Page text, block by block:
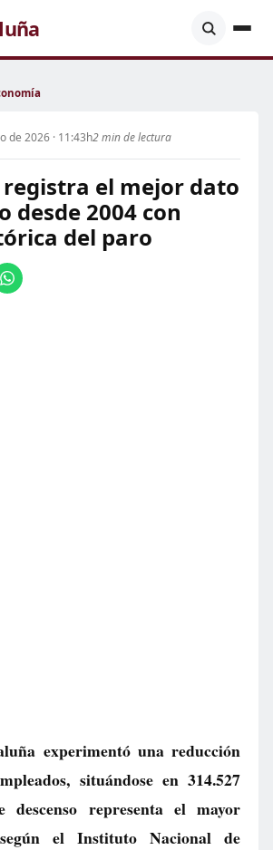
de 2026 · 11:43h2 min de lectura
el mejor dato
desde 2004 con
del paro
experimentó una reducción
situándose en 314.527
descenso representa el mayor
el Instituto Nacional de